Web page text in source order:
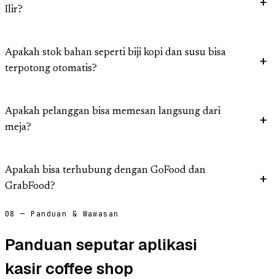
Ilir?
Apakah stok bahan seperti biji kopi dan susu bisa
terpotong otomatis?
Apakah pelanggan bisa memesan langsung dari
meja?
Apakah bisa terhubung dengan GoFood dan
GrabFood?
08 — Panduan & Wawasan
Panduan seputar aplikasi
kasir coffee shop